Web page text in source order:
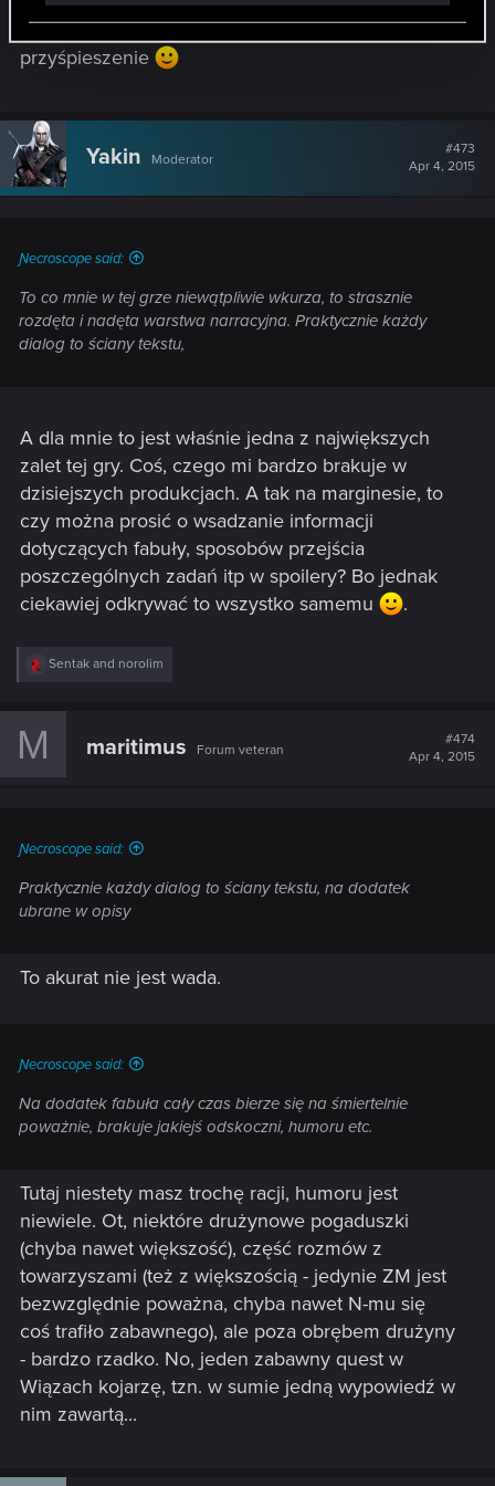
No właśnie większość czasu mam włączone
przyśpieszenie
Yakin Moderator
#473
Apr 4, 2015
Ɲecroscope said:
To co mnie w tej grze niewątpliwie wkurza, to strasznie
rozdęta i nadęta warstwa narracyjna. Praktycznie każdy
dialog to ściany tekstu,
A dla mnie to jest właśnie jedna z największych
zalet tej gry. Coś, czego mi bardzo brakuje w
dzisiejszych produkcjach. A tak na marginesie, to
czy można prosić o wsadzanie informacji
dotyczących fabuły, sposobów przejścia
poszczególnych zadań itp w spoilery? Bo jednak
ciekawiej odkrywać to wszystko samemu
.
R
c
Sentak and norolim
M maritimus Forum veteran
#474
Apr 4, 2015
Ɲecroscope said:
Praktycznie każdy dialog to ściany tekstu, na dodatek
ubrane w opisy
To akurat nie jest wada.
Ɲecroscope said:
Na dodatek fabuła cały czas bierze się na śmiertelnie
poważnie, brakuje jakiejś odskoczni, humoru etc.
Tutaj niestety masz trochę racji, humoru jest
niewiele. Ot, niektóre drużynowe pogaduszki
(chyba nawet większość), część rozmów z
towarzyszami (też z większością - jedynie ZM jest
bezwzględnie poważna, chyba nawet N-mu się
coś trafiło zabawnego), ale poza obrębem drużyny
- bardzo rzadko. No, jeden zabawny quest w
Wiązach kojarzę, tzn. w sumie jedną wypowiedź w
nim zawartą...